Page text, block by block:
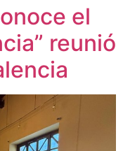
el
reunió